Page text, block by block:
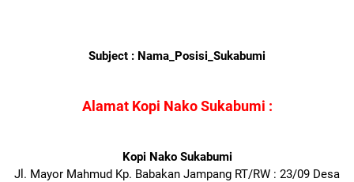
Subject : Nama_Posisi_Sukabumi
Alamat Kopi Nako Sukabumi :
Kopi Nako Sukabumi
Jl. Mayor Mahmud Kp. Babakan Jampang RT/RW : 23/09 Desa